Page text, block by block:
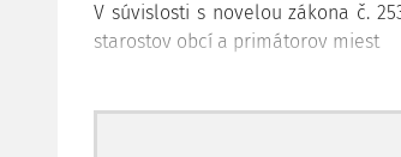
V súvislosti s novelou zákona č.
starostov obcí a primátorov miest